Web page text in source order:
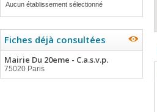
Aucun établissement sélectionné
Fiches déjà consultées
Mairie Du 20eme - C.a.s.v.p.
75020 Paris